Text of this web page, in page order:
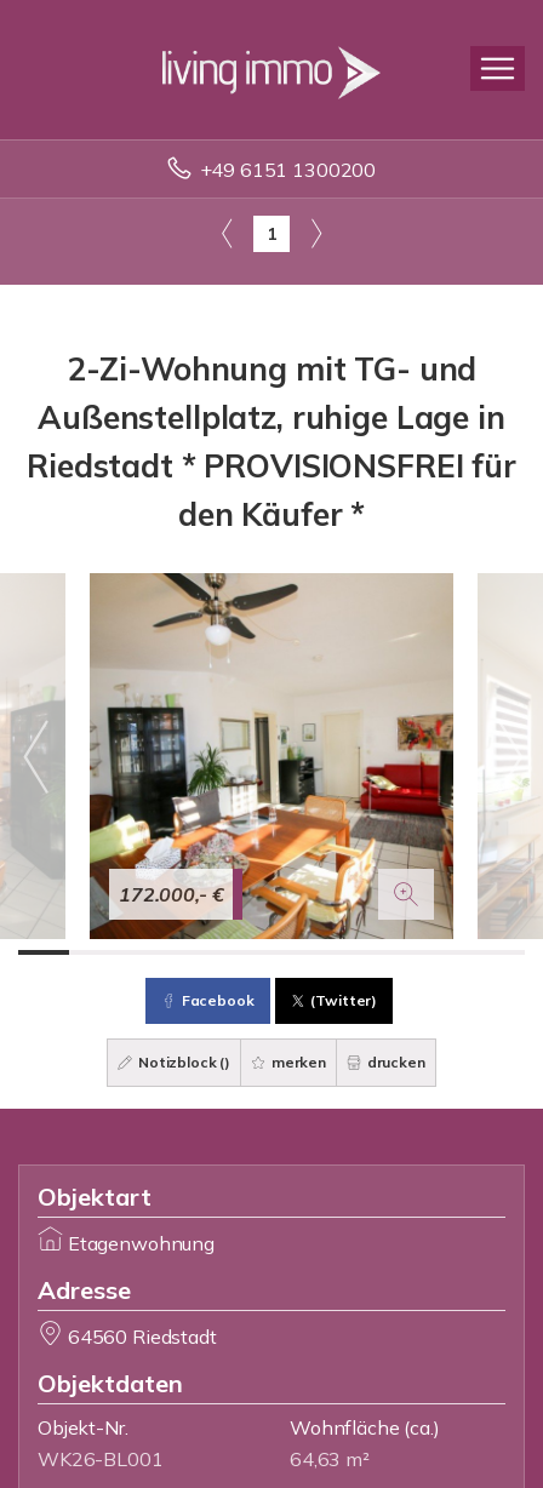
+49 6151 1300200
1
2-Zi-Wohnung mit TG- und
Außenstellplatz, ruhige Lage in
Riedstadt * PROVISIONSFREI für
den Käufer *
172.000,- €
Facebook (Twitter)
Notizblock () merken drucken
Objektart
Etagenwohnung
Adresse
64560 Riedstadt
Objektdaten
Objekt-Nr.
WK26-BL001
Wohnfläche (ca.)
64,63 m²